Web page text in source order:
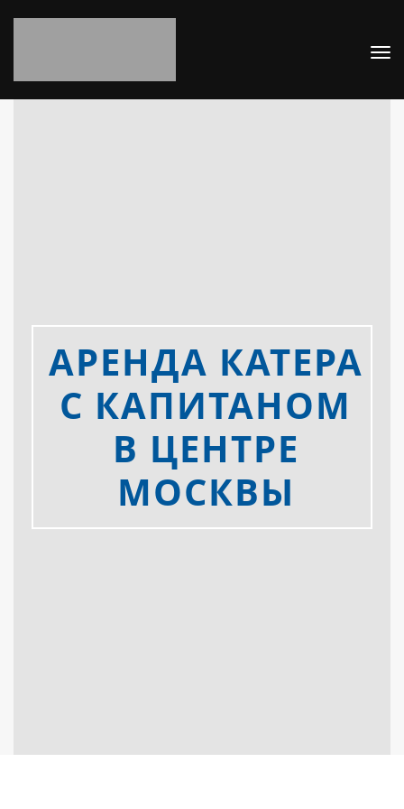
АРЕНДА КАТЕРА
С КАПИТАНОМ
В ЦЕНТРЕ
МОСКВЫ